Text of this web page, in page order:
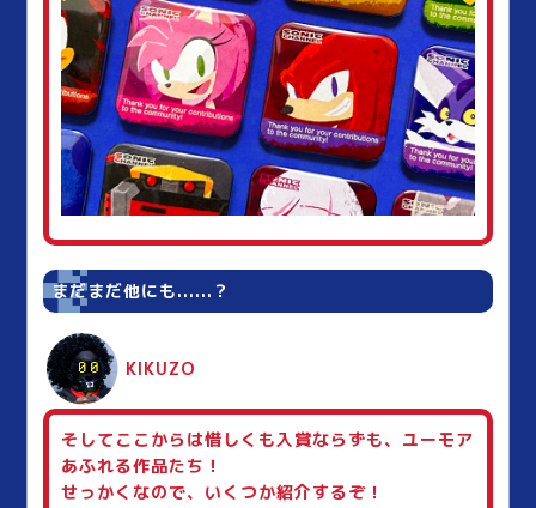
まだまだ他にも......？
KIKUZO
そしてここからは惜しくも入賞ならずも、ユーモア
あふれる作品たち！
せっかくなので、いくつか紹介するぞ！